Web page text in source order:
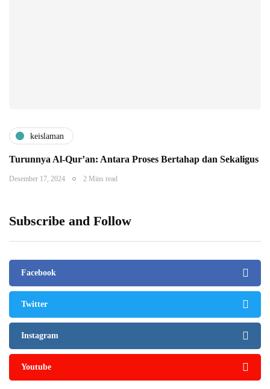
keislaman
Turunnya Al-Qur’an: Antara Proses Bertahap dan Sekaligus
Desember 17, 2024 2 Mins read
Subscribe and Follow
Facebook
Twitter
Instagram
Youtube